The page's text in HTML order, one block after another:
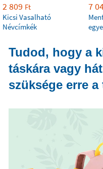
2 809 Ft
Kicsi Vasalható
Névcímkék
7
Tudod, hogy a
táskára vagy
szüksége erre